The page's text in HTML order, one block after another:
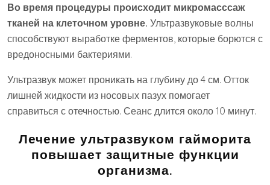
Во время процедуры происходит микромасссаж
тканей на клеточном уровне. Ультразвуковые волны
способствуют выработке ферментов, которые борются с
вредоносными бактериями.
Ультразвук может проникать на глубину до 4 см. Отток
лишней жидкости из носовых пазух помогает
справиться с отечностью. Сеанс длится около 10 минут.
Лечение ультразвуком гайморита
повышает защитные функции
организма.